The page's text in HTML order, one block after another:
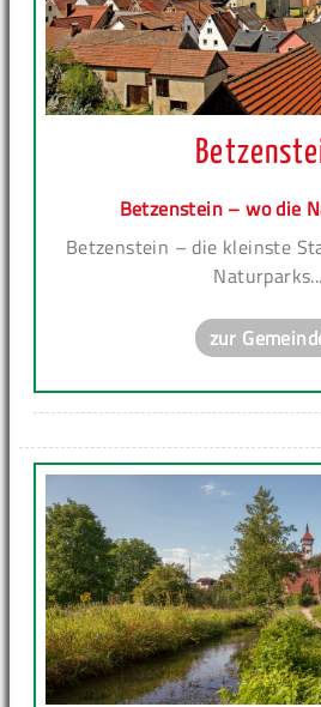
Betzenstein – wo die
Betzenstein – die kleinste
Naturparks...
zur